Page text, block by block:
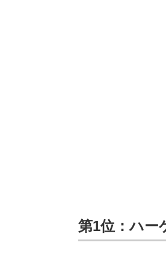
第1位：ハー